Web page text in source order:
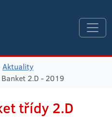
Aktuality
Banket 2.D - 2019
třídy 2.D